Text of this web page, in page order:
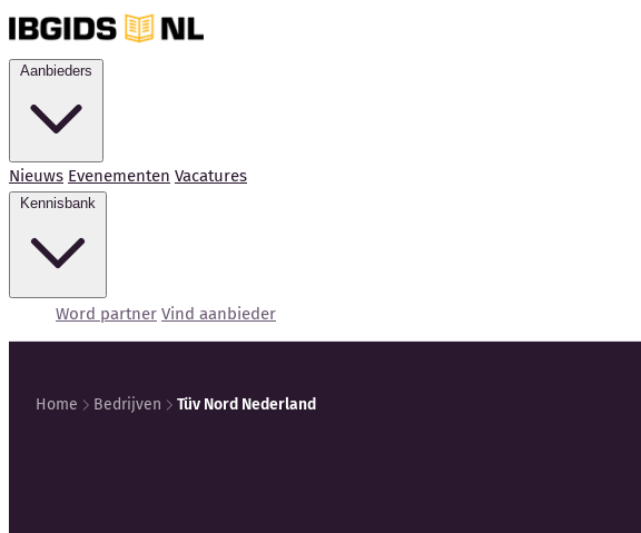
Nieuws Evenementen Vacatures
Word partner Vind aanbieder
Home Bedrijven Tüv Nord Nederland